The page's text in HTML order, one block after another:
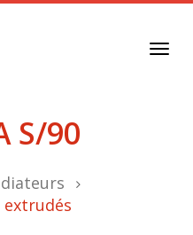
S/90
extrudés